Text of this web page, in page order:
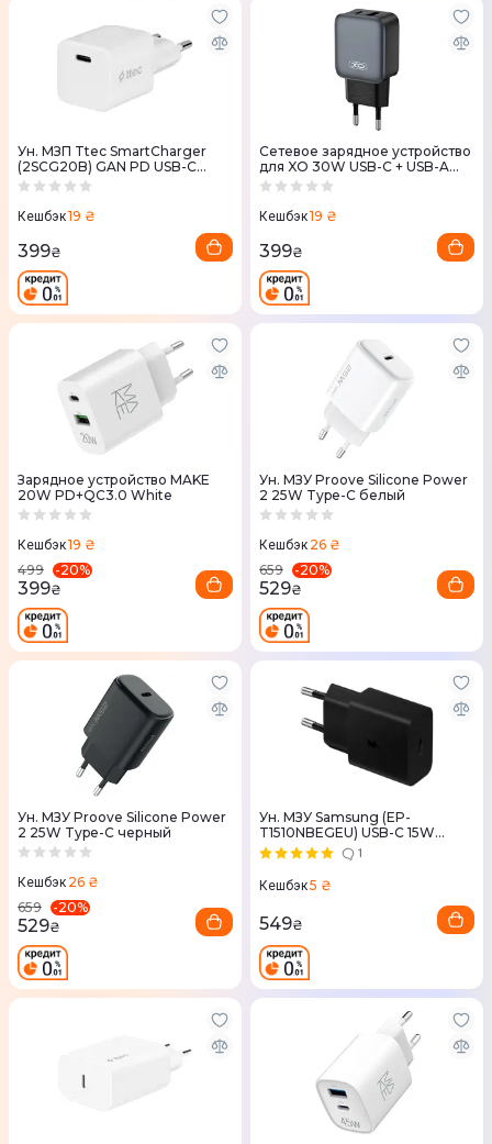
Ун. МЗП Ttec SmartCharger
(2SCG20B) GAN PD USB-C
20W белый
Кешбэк19 ₴
399₴
Сетевое зарядное устройство
для XO 30W USB-C + USB-A
(L156.black) черный
Кешбэк19 ₴
399₴
Зарядное устройство MAKE
20W PD+QC3.0 White
Кешбэк19 ₴
499
-20%
399₴
Ун. МЗУ Proove Silicone Power
2 25W Type-C белый
Кешбэк 26 ₴
659
-20%
529₴
Ун. МЗУ Proove Silicone Power
2 25W Type-C черный
Кешбэк 26 ₴
659
-20%
529₴
Ун. МЗУ Samsung (EP-
T1510NBEGEU) USB-C 15W
черный
1
Кешбэк5 ₴
549₴